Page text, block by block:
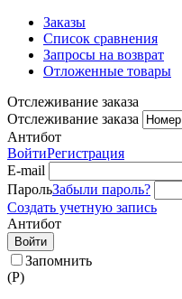
Заказы
Список сравнения
Запросы на возврат
Отложенные товары
Отслеживание заказа
Отслеживание заказа
Антибот
ВойтиРегистрация
E-mail
ПарольЗабыли пароль?
Создать учетную запись
Антибот
Войти
Запомнить
(Р)